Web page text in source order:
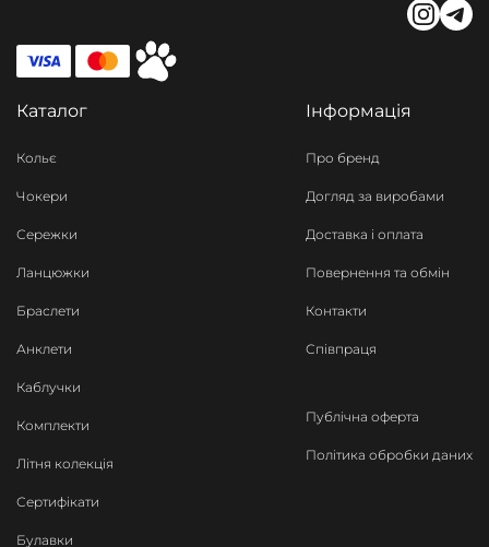
Каталог
Кольє
Чокери
Сережки
Ланцюжки
Браслети
Анклети
Каблучки
Комплекти
Літня колекція
Сертифікати
Булавки
Інформація
Про бренд
Догляд за виробами
Доставка і оплата
Повернення та обмін
Контакти
Співпраця
Публічна оферта
Політика обробки даних